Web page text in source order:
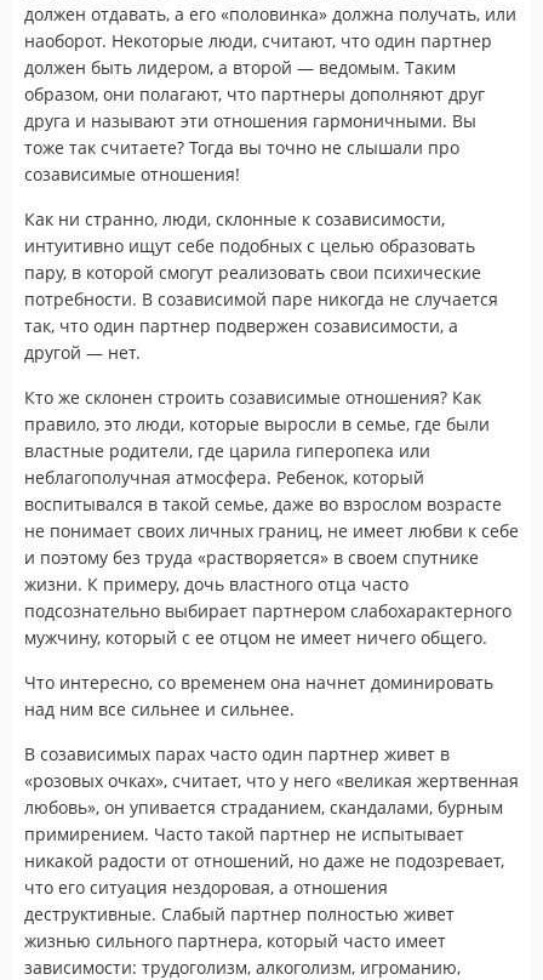
должен отдавать, а его «половинка» должна получать, или
наоборот. Некоторые люди, считают, что один партнер
должен быть лидером, а второй — ведомым. Таким
образом, они полагают, что партнеры дополняют друг
друга и называют эти отношения гармоничными. Вы
тоже так считаете? Тогда вы точно не слышали про
созависимые отношения!
Как ни странно, люди, склонные к созависимости,
интуитивно ищут себе подобных с целью образовать
пару, в которой смогут реализовать свои психические
потребности. В созависимой паре никогда не случается
так, что один партнер подвержен созависимости, а
другой — нет.
Кто же склонен строить созависимые отношения? Как
правило, это люди, которые выросли в семье, где были
властные родители, где царила гиперопека или
неблагополучная атмосфера. Ребенок, который
воспитывался в такой семье, даже во взрослом возрасте
не понимает своих личных границ, не имеет любви к себе
и поэтому без труда «растворяется» в своем спутнике
жизни. К примеру, дочь властного отца часто
подсознательно выбирает партнером слабохарактерного
мужчину, который с ее отцом не имеет ничего общего.
Что интересно, со временем она начнет доминировать
над ним все сильнее и сильнее.
В созависимых парах часто один партнер живет в
«розовых очках», считает, что у него «великая жертвенная
любовь», он упивается страданием, скандалами, бурным
примирением. Часто такой партнер не испытывает
никакой радости от отношений, но даже не подозревает,
что его ситуация нездоровая, а отношения
деструктивные. Слабый партнер полностью живет
жизнью сильного партнера, который часто имеет
зависимости: трудоголизм, алкоголизм, игроманию,